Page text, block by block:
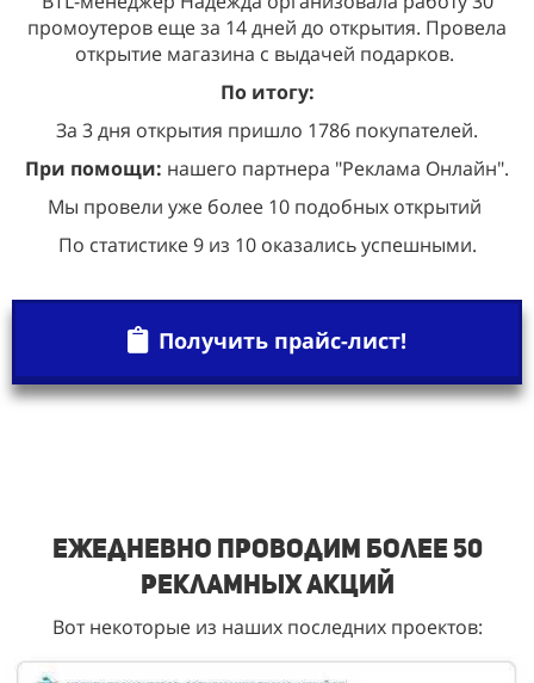
промоутеров еще за 14 дней до открытия. Провела
открытие магазина с выдачей подарков.
По итогу:
За 3 дня открытия пришло 1786 покупателей.
При помощи: нашего партнера "Реклама Онлайн".
Мы провели уже более 10 подобных открытий
По статистике 9 из 10 оказались успешными.
Получить прайс-лист!
Ежедневно проводим более 50
рекламных акций
Вот некоторые из наших последних проектов: